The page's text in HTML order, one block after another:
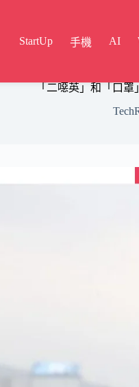
StartUp 手機 AI
「二噁英」和「口